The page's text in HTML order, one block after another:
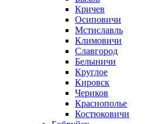
Кричев
Осиповичи
Мстиславль
Климовичи
Славгород
Белыничи
Круглое
Кировск
Чериков
Краснополье
Костюковичи